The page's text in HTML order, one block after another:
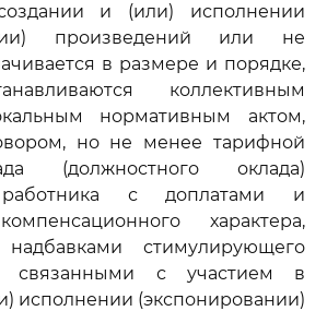
и (или) исполнении
произведений или не
в размере и порядке,
коллективным
нормативным актом,
но не менее тарифной
(должностного оклада)
работника с доплатами и
характера,
стимулирующего
связанными с участием в
исполнении (экспонировании)